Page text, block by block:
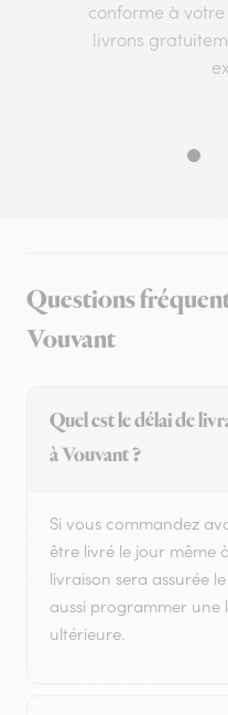
conforme à
livrons
Questions
Vouvant
Quel est le délai de
à Vouvant ?
Si vous commandez
être livré le jour même
livraison sera assurée
aussi programmer une
ultérieure.